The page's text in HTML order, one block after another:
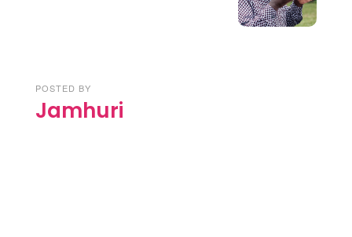
POSTED BY
Jamhuri